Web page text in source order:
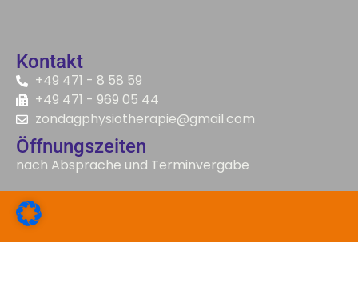
Kontakt
+49 471 - 8 58 59
+49 471 - 969 05 44
zondagphysiotherapie@gmail.com
Öffnungszeiten
nach Absprache und Terminvergabe